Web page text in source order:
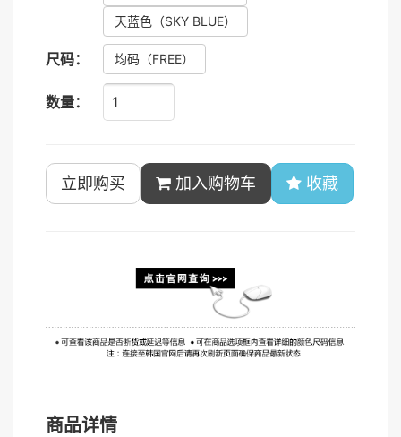
天蓝色 （SKY BLUE）
尺码： 均码 （FREE）
数量：
立即购买 加入购物车 收藏
商品详情